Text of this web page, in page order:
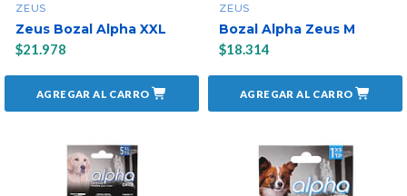
ZEUS
Zeus Bozal Alpha XXL
$21.978
AGREGAR AL CARRO
ZEUS
Bozal Alpha Zeus M
$18.314
AGREGAR AL CARRO